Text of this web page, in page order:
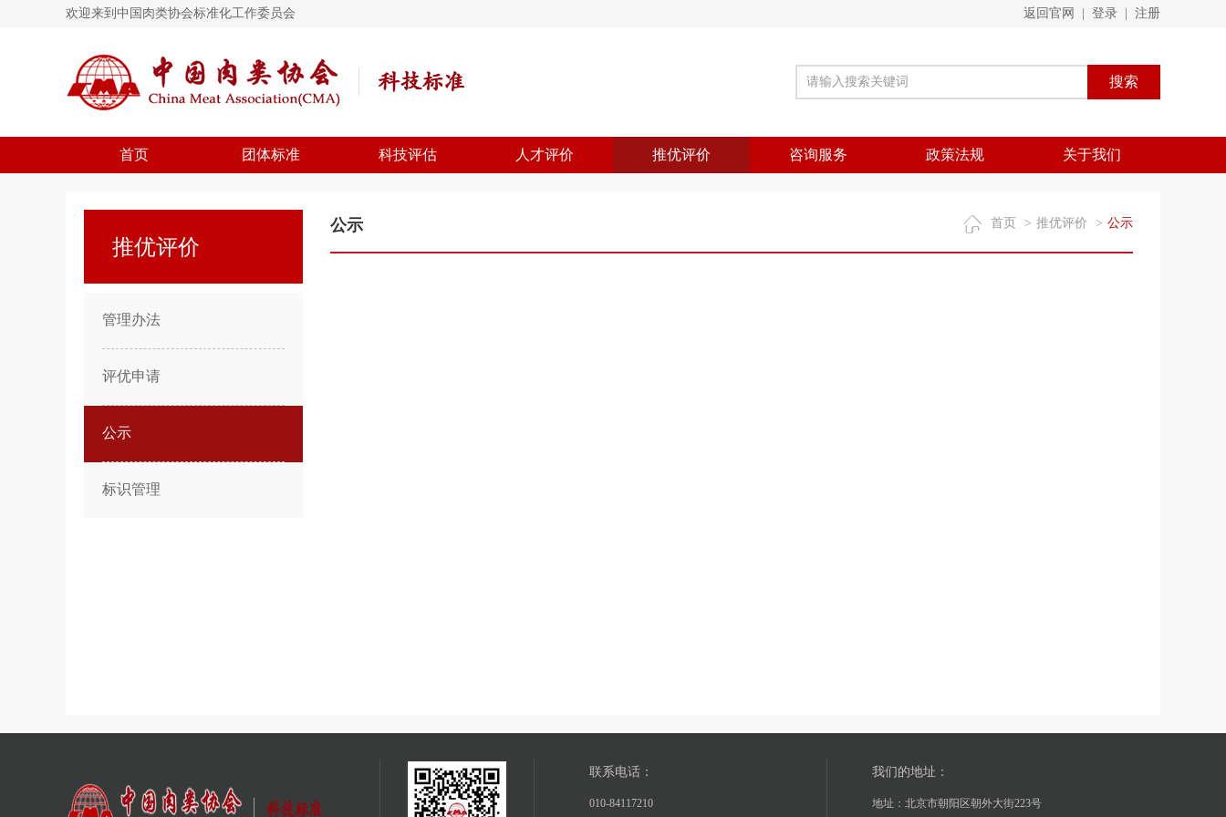
欢迎来到中国肉类协会标准化工作委员会 返回官网 登录 注册
搜索
首页 团体标准 科技评估 人才评价 推优评价 咨询服务 政策法规 关于我们
推优评价
管理办法
评优申请
公示
标识管理
公示 首页 > 推优评价 > 公示
联系电话：
010-84117210
我们的地址：
地址：北京市朝阳区朝外大街223号